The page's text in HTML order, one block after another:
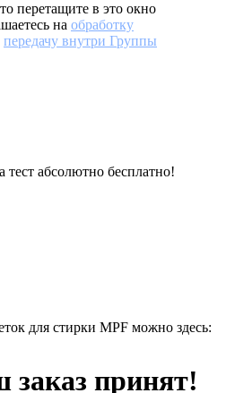
перетащите в это окно
на обработку
передачу внутри Группы
абсолютно бесплатно!
для стирки MPF можно здесь:
заказ принят!